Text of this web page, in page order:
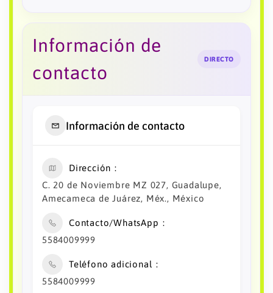
Información de
contacto
DIRECTO
Información de contacto
Dirección
C. 20 de Noviembre MZ 027, Guadalupe,
Amecameca de Juárez, Méx., México
Contacto/WhatsApp
5584009999
Teléfono adicional
5584009999